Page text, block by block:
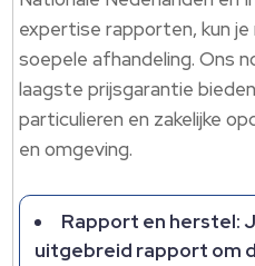
expertise rapporten, kun je
soepele afhandeling.​ Ons
laagste prijsgarantie
particulieren en zakelijke
en omgeving.​
Rapport en herstel:
uitgebreid rapport om